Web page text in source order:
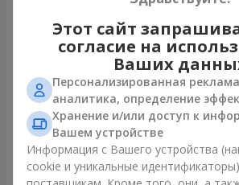
Роза красная (поштучно)
Заказать
Роза
Этот сайт
согласие на
Ваших
Персонализированная
аналитика, определение
Хранение и/или доступ к
Вашем устройстве
Информация с Вашего устройства
cookie и уникальные